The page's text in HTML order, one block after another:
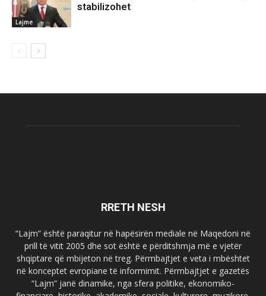
Lajme
stabilizohet
RRETH NESH
“Lajm” është paraqitur në hapësirën mediale në Maqedoni në
prill të vitit 2005 dhe sot është e përditshmja më e vjetër
shqiptare që mbijeton në treg. Përmbajtjet e veta i mbështet
në konceptet evropiane të informimit. Përmbajtjet e gazetës
“Lajm” janë dinamike, nga sfera politike, ekonomiko-